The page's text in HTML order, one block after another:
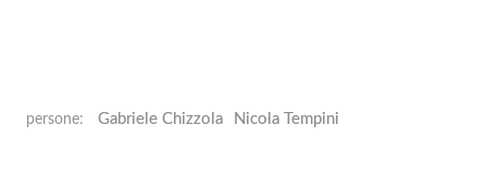
persone: Gabriele Chizzola Nicola Tempini